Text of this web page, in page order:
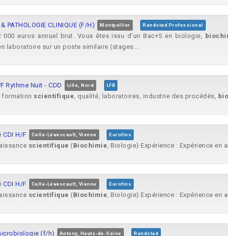
PATHOLOGIE CLINIQUE (F/H) Montpellier Randstad Professional
000 euros annuel brut. Vous êtes issu d'un Bac+5 en biologie,
laboratoire sur un poste similaire (stages...
Rythme Nuit - CDD Lille, Nord LFB
formation scientifique, qualité, laboratoires, industrie des procédés,
H/F Celle-Lévescault, Vienne Eurofins
scientifique (Biochimie, Biologie) Expérience : Expérience en
H/F Celle-Lévescault, Vienne Eurofins
scientifique (Biochimie, Biologie) Expérience : Expérience en
(f/h) Antony, Hauts-de-Seine Randstad